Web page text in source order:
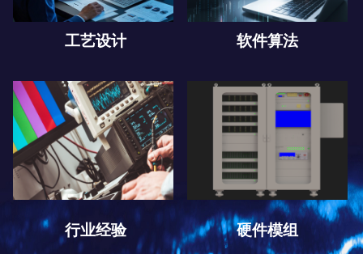
硬件模组
行业经验
软件算法
工艺设计